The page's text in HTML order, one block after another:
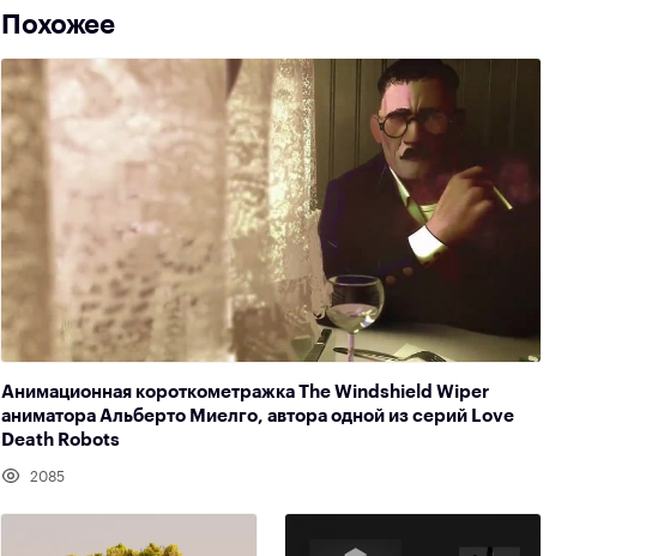
Похожее
Анимационная короткометражка The Windshield Wiper
аниматора Альберто Миелго, автора одной из серий Love
Death Robots
2085